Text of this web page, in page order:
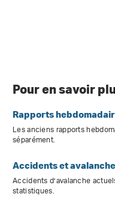
Pour en savoir
Rapports
Les anciens rapports
séparément.
Accidents et
Accidents d’avalanche
statistiques.